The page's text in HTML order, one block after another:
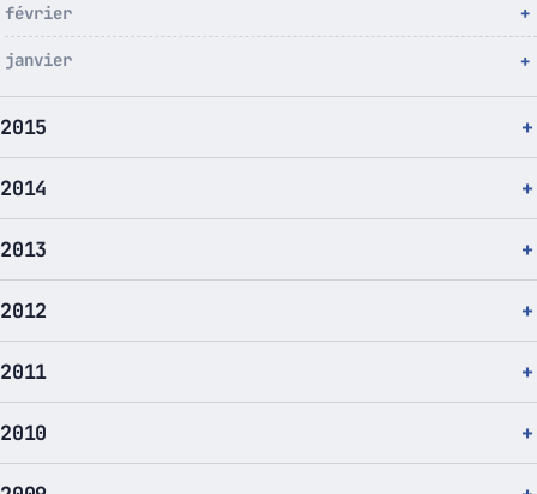
février
janvier
2015
2014
2013
2012
2011
2010